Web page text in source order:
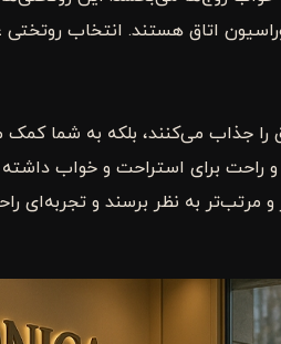
اتاق هستند. انتخاب روتختی
را جذاب می‌کنند، بلکه به شما
برای استراحت و خواب داشته
مرتب‌تر به نظر برسند و تجربه‌ای